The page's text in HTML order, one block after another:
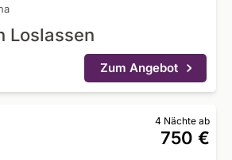
Loslassen
Zum Angebot
4 Nächte ab
750 €